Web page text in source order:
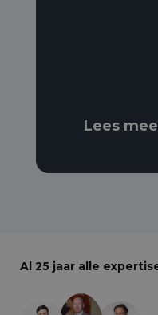
Lees
Al 25 jaar alle